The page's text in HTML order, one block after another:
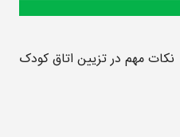
نکات مهم در تزیین اتاق کودک